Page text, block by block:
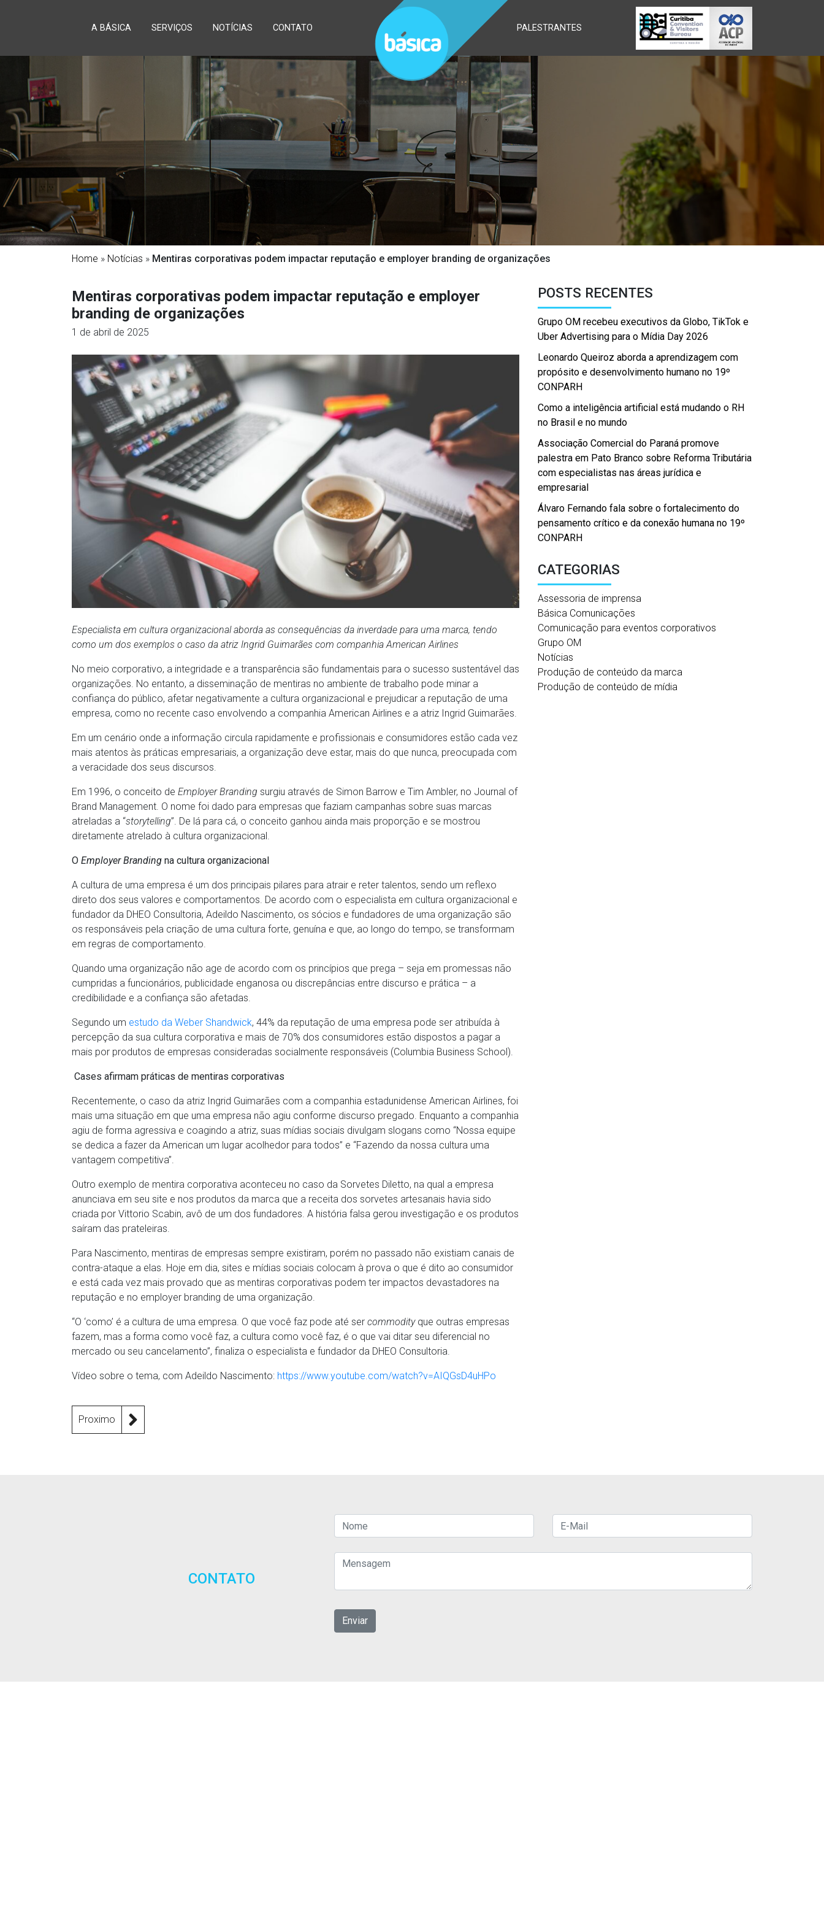
A BÁSICA SERVIÇOS NOTÍCIAS CONTATO PALESTRANTES
Home » Notícias » Mentiras corporativas podem impactar reputação e employer branding de organizações
Mentiras corporativas podem impactar reputação e employer
branding de organizações
1 de abril de 2025
Especialista em cultura organizacional aborda as consequências da inverdade para uma marca, tendo
como um dos exemplos o caso da atriz Ingrid Guimarães com companhia American Airlines
No meio corporativo, a integridade e a transparência são fundamentais para o sucesso sustentável das
organizações. No entanto, a disseminação de mentiras no ambiente de trabalho pode minar a
confiança do público, afetar negativamente a cultura organizacional e prejudicar a reputação de uma
empresa, como no recente caso envolvendo a companhia American Airlines e a atriz Ingrid Guimarães.
Em um cenário onde a informação circula rapidamente e profissionais e consumidores estão cada vez
mais atentos às práticas empresariais, a organização deve estar, mais do que nunca, preocupada com
a veracidade dos seus discursos.
Em 1996, o conceito de Employer Branding surgiu através de Simon Barrow e Tim Ambler, no Journal of
Brand Management. O nome foi dado para empresas que faziam campanhas sobre suas marcas
atreladas a “storytelling”. De lá para cá, o conceito ganhou ainda mais proporção e se mostrou
diretamente atrelado à cultura organizacional.
O Employer Branding na cultura organizacional
A cultura de uma empresa é um dos principais pilares para atrair e reter talentos, sendo um reflexo
direto dos seus valores e comportamentos. De acordo com o especialista em cultura organizacional e
fundador da DHEO Consultoria, Adeildo Nascimento, os sócios e fundadores de uma organização são
os responsáveis pela criação de uma cultura forte, genuína e que, ao longo do tempo, se transformam
em regras de comportamento.
Quando uma organização não age de acordo com os princípios que prega – seja em promessas não
cumpridas a funcionários, publicidade enganosa ou discrepâncias entre discurso e prática – a
credibilidade e a confiança são afetadas.
Segundo um estudo da Weber Shandwick, 44% da reputação de uma empresa pode ser atribuída à
percepção da sua cultura corporativa e mais de 70% dos consumidores estão dispostos a pagar a
mais por produtos de empresas consideradas socialmente responsáveis (Columbia Business School).
Cases afirmam práticas de mentiras corporativas
Recentemente, o caso da atriz Ingrid Guimarães com a companhia estadunidense American Airlines, foi
mais uma situação em que uma empresa não agiu conforme discurso pregado. Enquanto a companhia
agiu de forma agressiva e coagindo a atriz, suas mídias sociais divulgam slogans como “Nossa equipe
se dedica a fazer da American um lugar acolhedor para todos” e “Fazendo da nossa cultura uma
vantagem competitiva”.
Outro exemplo de mentira corporativa aconteceu no caso da Sorvetes Diletto, na qual a empresa
anunciava em seu site e nos produtos da marca que a receita dos sorvetes artesanais havia sido
criada por Vittorio Scabin, avô de um dos fundadores. A história falsa gerou investigação e os produtos
saíram das prateleiras.
Para Nascimento, mentiras de empresas sempre existiram, porém no passado não existiam canais de
contra-ataque a elas. Hoje em dia, sites e mídias sociais colocam à prova o que é dito ao consumidor
e está cada vez mais provado que as mentiras corporativas podem ter impactos devastadores na
reputação e no employer branding de uma organização.
“O ‘como’ é a cultura de uma empresa. O que você faz pode até ser commodityque outras empresas
fazem, mas a forma como você faz, a cultura como você faz, é o que vai ditar seu diferencial no
mercado ou seu cancelamento”, finaliza o especialista e fundador da DHEO Consultoria.
Vídeo sobre o tema, com Adeildo Nascimento: https://www.youtube.com/watch?v=AIQGsD4uHPo
Proximo
POSTS RECENTES
Grupo OM recebeu executivos da Globo, TikTok e
Uber Advertising para o Mídia Day 2026
Leonardo Queiroz aborda a aprendizagem com
propósito e desenvolvimento humano no 19º
CONPARH
Como a inteligência artificial está mudando o RH
no Brasil e no mundo
Associação Comercial do Paraná promove
palestra em Pato Branco sobre Reforma Tributária
com especialistas nas áreas jurídica e
empresarial
Álvaro Fernando fala sobre o fortalecimento do
pensamento crítico e da conexão humana no 19º
CONPARH
CATEGORIAS
Assessoria de imprensa
Básica Comunicações
Comunicação para eventos corporativos
Grupo OM
Notícias
Produção de conteúdo da marca
Produção de conteúdo de mídia
CONTATO